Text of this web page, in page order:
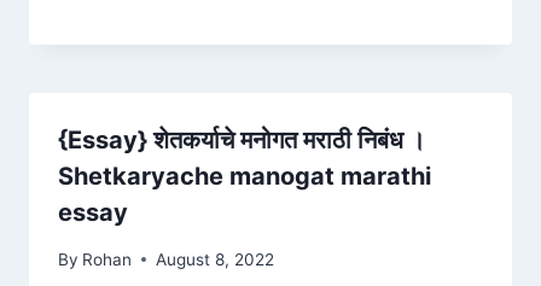
{Essay} शेतकर्याचे मनोगत मराठी निबंध ।
Shetkaryache manogat marathi
essay
By Rohan August 8, 2022